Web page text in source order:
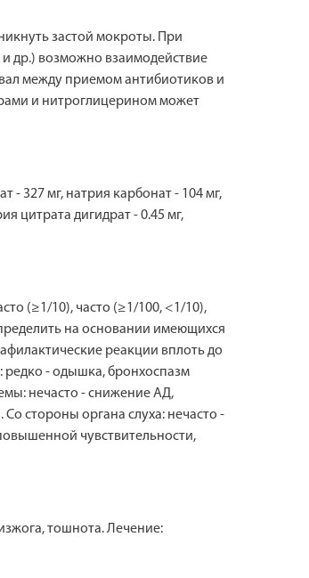
застой мокроты. При
др.) возможно взаимодействие
между приемом антибиотиков и
и нитроглицерином может
- 327 мг, натрия карбонат - 104 мг,
цитрата дигидрат - 0.45 мг,
(≥1/10), часто (≥1/100, <1/10),
на основании имеющихся
реакции вплоть до
редко - одышка, бронхоспазм
нечасто - снижение АД,
стороны органа слуха: нечасто -
чувствительности,
тошнота. Лечение: